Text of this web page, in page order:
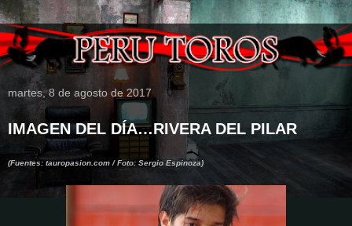
martes, 8 de agosto de 2017
IMAGEN DEL DÍA…RIVERA DEL PILAR
(Fuentes: tauropasion.com / Foto: Sergio Espinoza)